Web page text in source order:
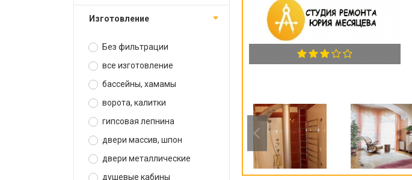
изготовление
Без фильтрации
все изготовление
бассейны, хамамы
ворота, калитки
гипсовая лепнина
двери массив, шпон
двери металлические
душевые кабины